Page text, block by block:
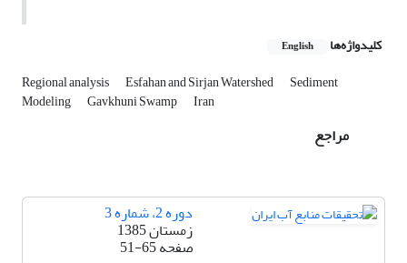
کلیدواژه‌ها English
Regional analysis Esfahan and Sirjan Watershed Sediment
Modeling Gavkhuni Swamp Iran
مراجع
دوره 2، شماره 3
زمستان 1385
صفحه51-65